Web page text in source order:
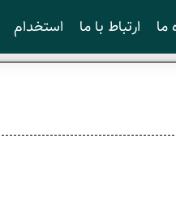
ما ارتباط با ما استخدام